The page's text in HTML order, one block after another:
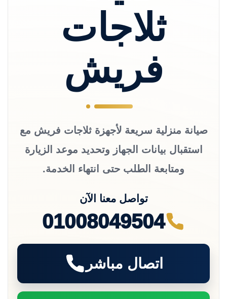
ثلاجات
فريش
صيانة منزلية سريعة لأجهزة ثلاجات فريش مع
استقبال بيانات الجهاز وتحديد موعد الزيارة
ومتابعة الطلب حتى انتهاء الخدمة.
تواصل معنا الآن
01008049504
اتصال مباشر